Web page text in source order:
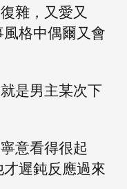
雜，又愛又
格中偶爾又會
是男主某次下
意看得很起
遲鈍反應過來